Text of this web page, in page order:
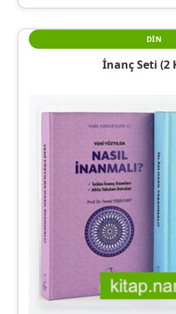
DIN
İnanç Seti (2